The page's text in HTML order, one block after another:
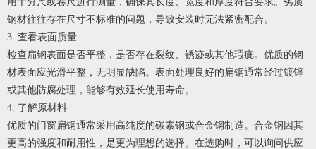
钢材往往存在尺寸不标准的问题，导致安装时无法紧密配合。
3. 查看表面质量
检查扁钢表面是否平整，是否存在裂纹、锈迹或其他瑕疵。优质的钢
材表面应光滑平整，无明显缺陷。表面处理良好的扁钢通常经过镀锌
或其他防腐处理，能够有效延长使用寿命。
4. 了解原材料
优质的门窗扁钢通常采用高纯度的碳素钢或合金钢制造。合金钢因其
更高的强度和耐用性，是更为理想的选择。在选购时，可以询问供应